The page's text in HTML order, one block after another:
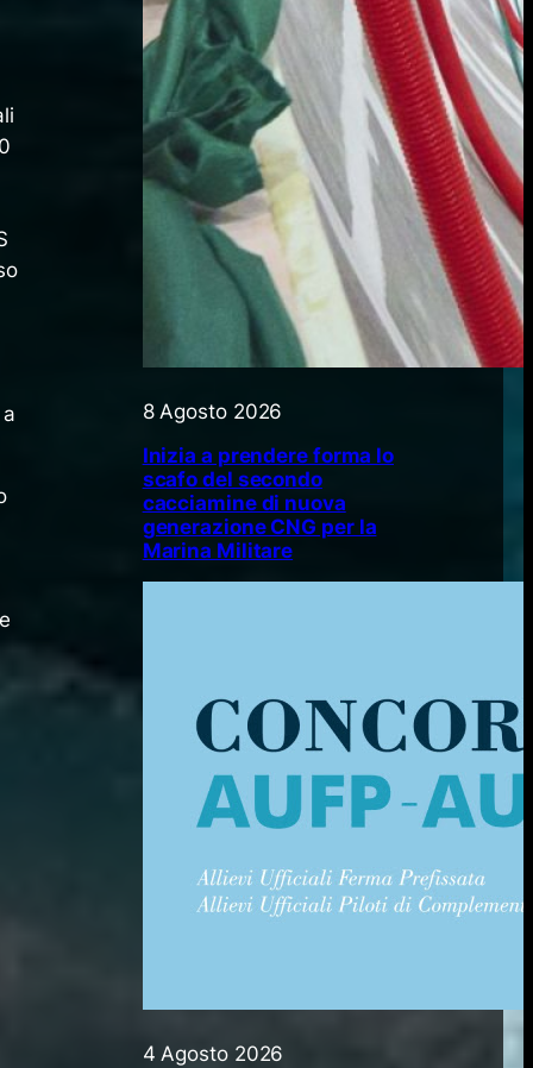
8 Agosto 2026
Inizia a prendere forma lo
scafo del secondo
cacciamine di nuova
generazione CNG per la
Marina Militare
4 Agosto 2026